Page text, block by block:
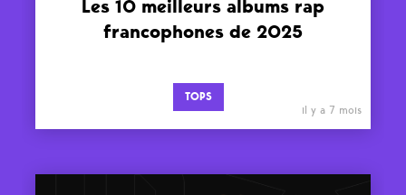
Les 10 meilleurs albums rap
francophones de 2025
TOPS
il y a 7 mois